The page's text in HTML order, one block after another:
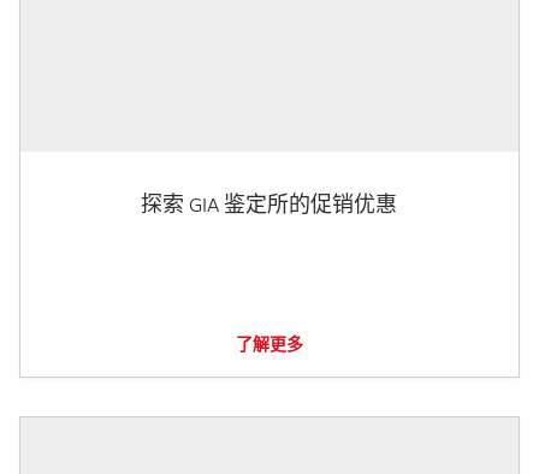
探索 GIA 鉴定所的促销优惠
了解更多